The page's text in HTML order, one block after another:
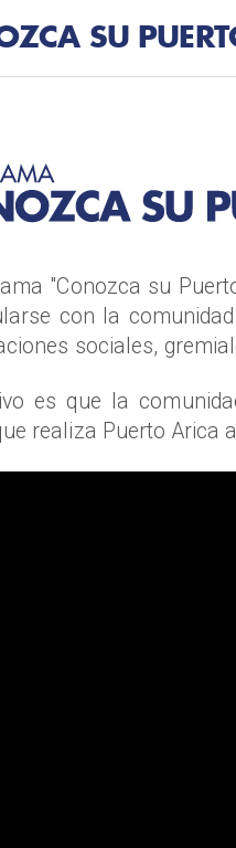
SU
"Conozca su
con la
sociales,
es que la
realiza Puerto Arica